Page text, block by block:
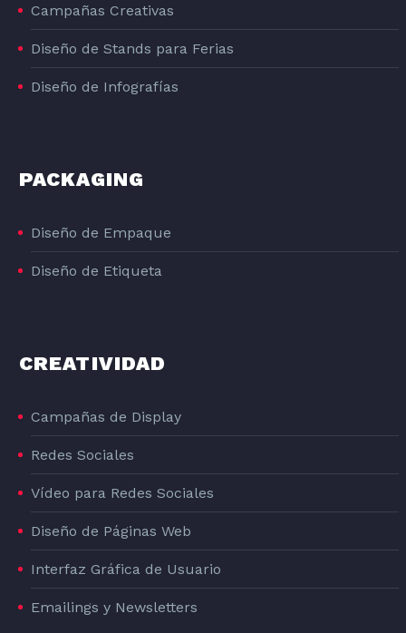
Campañas Creativas
Diseño de Stands para Ferias
Diseño de Infografías
PACKAGING
Diseño de Empaque
Diseño de Etiqueta
CREATIVIDAD
Campañas de Display
Redes Sociales
Vídeo para Redes Sociales
Diseño de Páginas Web
Interfaz Gráfica de Usuario
Emailings y Newsletters